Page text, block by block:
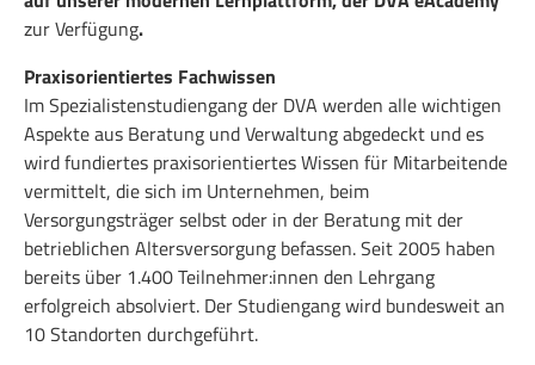
zur Verfügung.
Praxisorientiertes Fachwissen
Im Spezialistenstudiengang der DVA werden alle wichtigen
Aspekte aus Beratung und Verwaltung abgedeckt und es
wird fundiertes praxisorientiertes Wissen für Mitarbeitende
vermittelt, die sich im Unternehmen, beim
Versorgungsträger selbst oder in der Beratung mit der
betrieblichen Altersversorgung befassen. Seit 2005 haben
bereits über 1.400 Teilnehmer:innen den Lehrgang
erfolgreich absolviert. Der Studiengang wird bundesweit an
10 Standorten durchgeführt.